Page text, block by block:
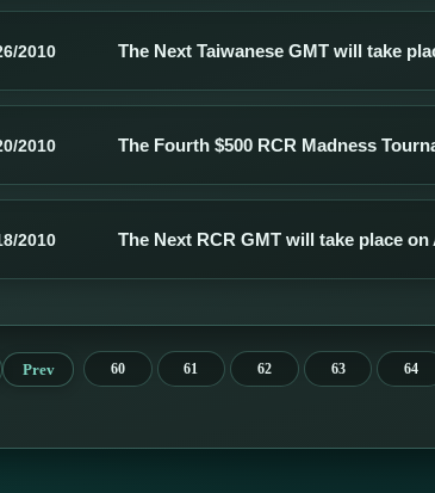
2010 The Next Taiwanese GMT will take
2010 The Fourth $500 RCR Madness
2010 The Next RCR GMT will take place
Prev 60 61 62 63 64